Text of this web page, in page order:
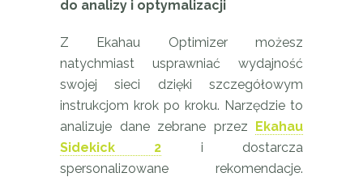
do analizy i optymalizacji
Z Ekahau Optimizer możesz
natychmiast usprawniać wydajność
swojej sieci dzięki szczegółowym
instrukcjom krok po kroku. Narzędzie to
analizuje dane zebrane przez Ekahau
Sidekick 2 i dostarcza
spersonalizowane rekomendacje.